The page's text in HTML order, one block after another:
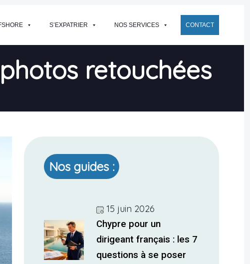
S’EXPATRIER NOS SERVICES CONTACT
retouchées
Nos guides :
15 juin 2026
Chypre pour un
dirigeant français : les 7
questions à se poser